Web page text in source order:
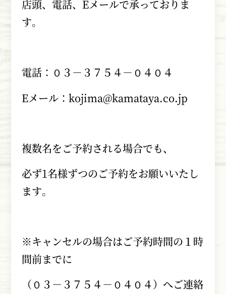
店頭、電話、 Eメールで承っておりま
す。
電話：０３－３７５４－０４０４
Eメール： kojima@kamataya.co.jp
複数名をご予約される場合でも、
必ず1名様ずつのご予約をお願いいたし
ます。
※キャンセルの場合はご予約時間の１時
間前までに
（０３－３７５４－０４０４）へご連絡